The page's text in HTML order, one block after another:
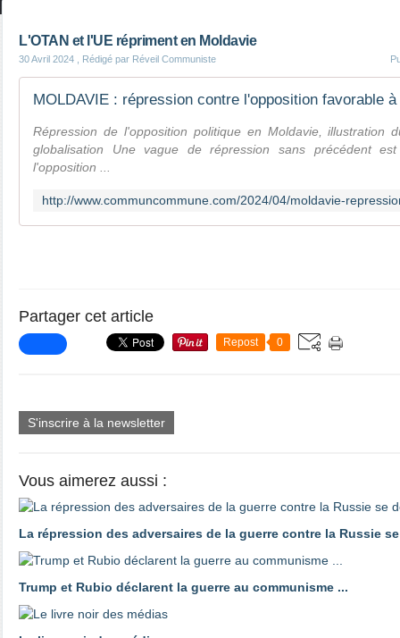
L'OTAN et l'UE répriment en Moldavie
30 Avril 2024 , Rédigé par Réveil Communiste
Répression de l'opposition politique en Moldavie, illustration
globalisation Une vague de répression sans précédent
l'opposition ...
Partager cet article
Repost 0
S'inscrire à la newsletter
Vous aimerez aussi :
La répression des adversaires de la guerre contre la Russie
Trump et Rubio déclarent la guerre au communisme ...